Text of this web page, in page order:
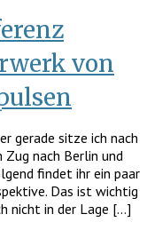
von
gerade sitze ich nach
nach Berlin und
findet ihr ein paar
Das ist wichtig
nicht in der Lage […]